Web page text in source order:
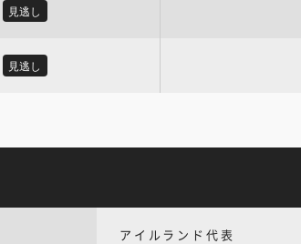
見逃し
見逃し
アイルランド代表